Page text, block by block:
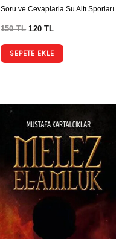
Soru ve Cevaplarla Su Altı Sporları
150TL 120TL
SEPETE EKLE